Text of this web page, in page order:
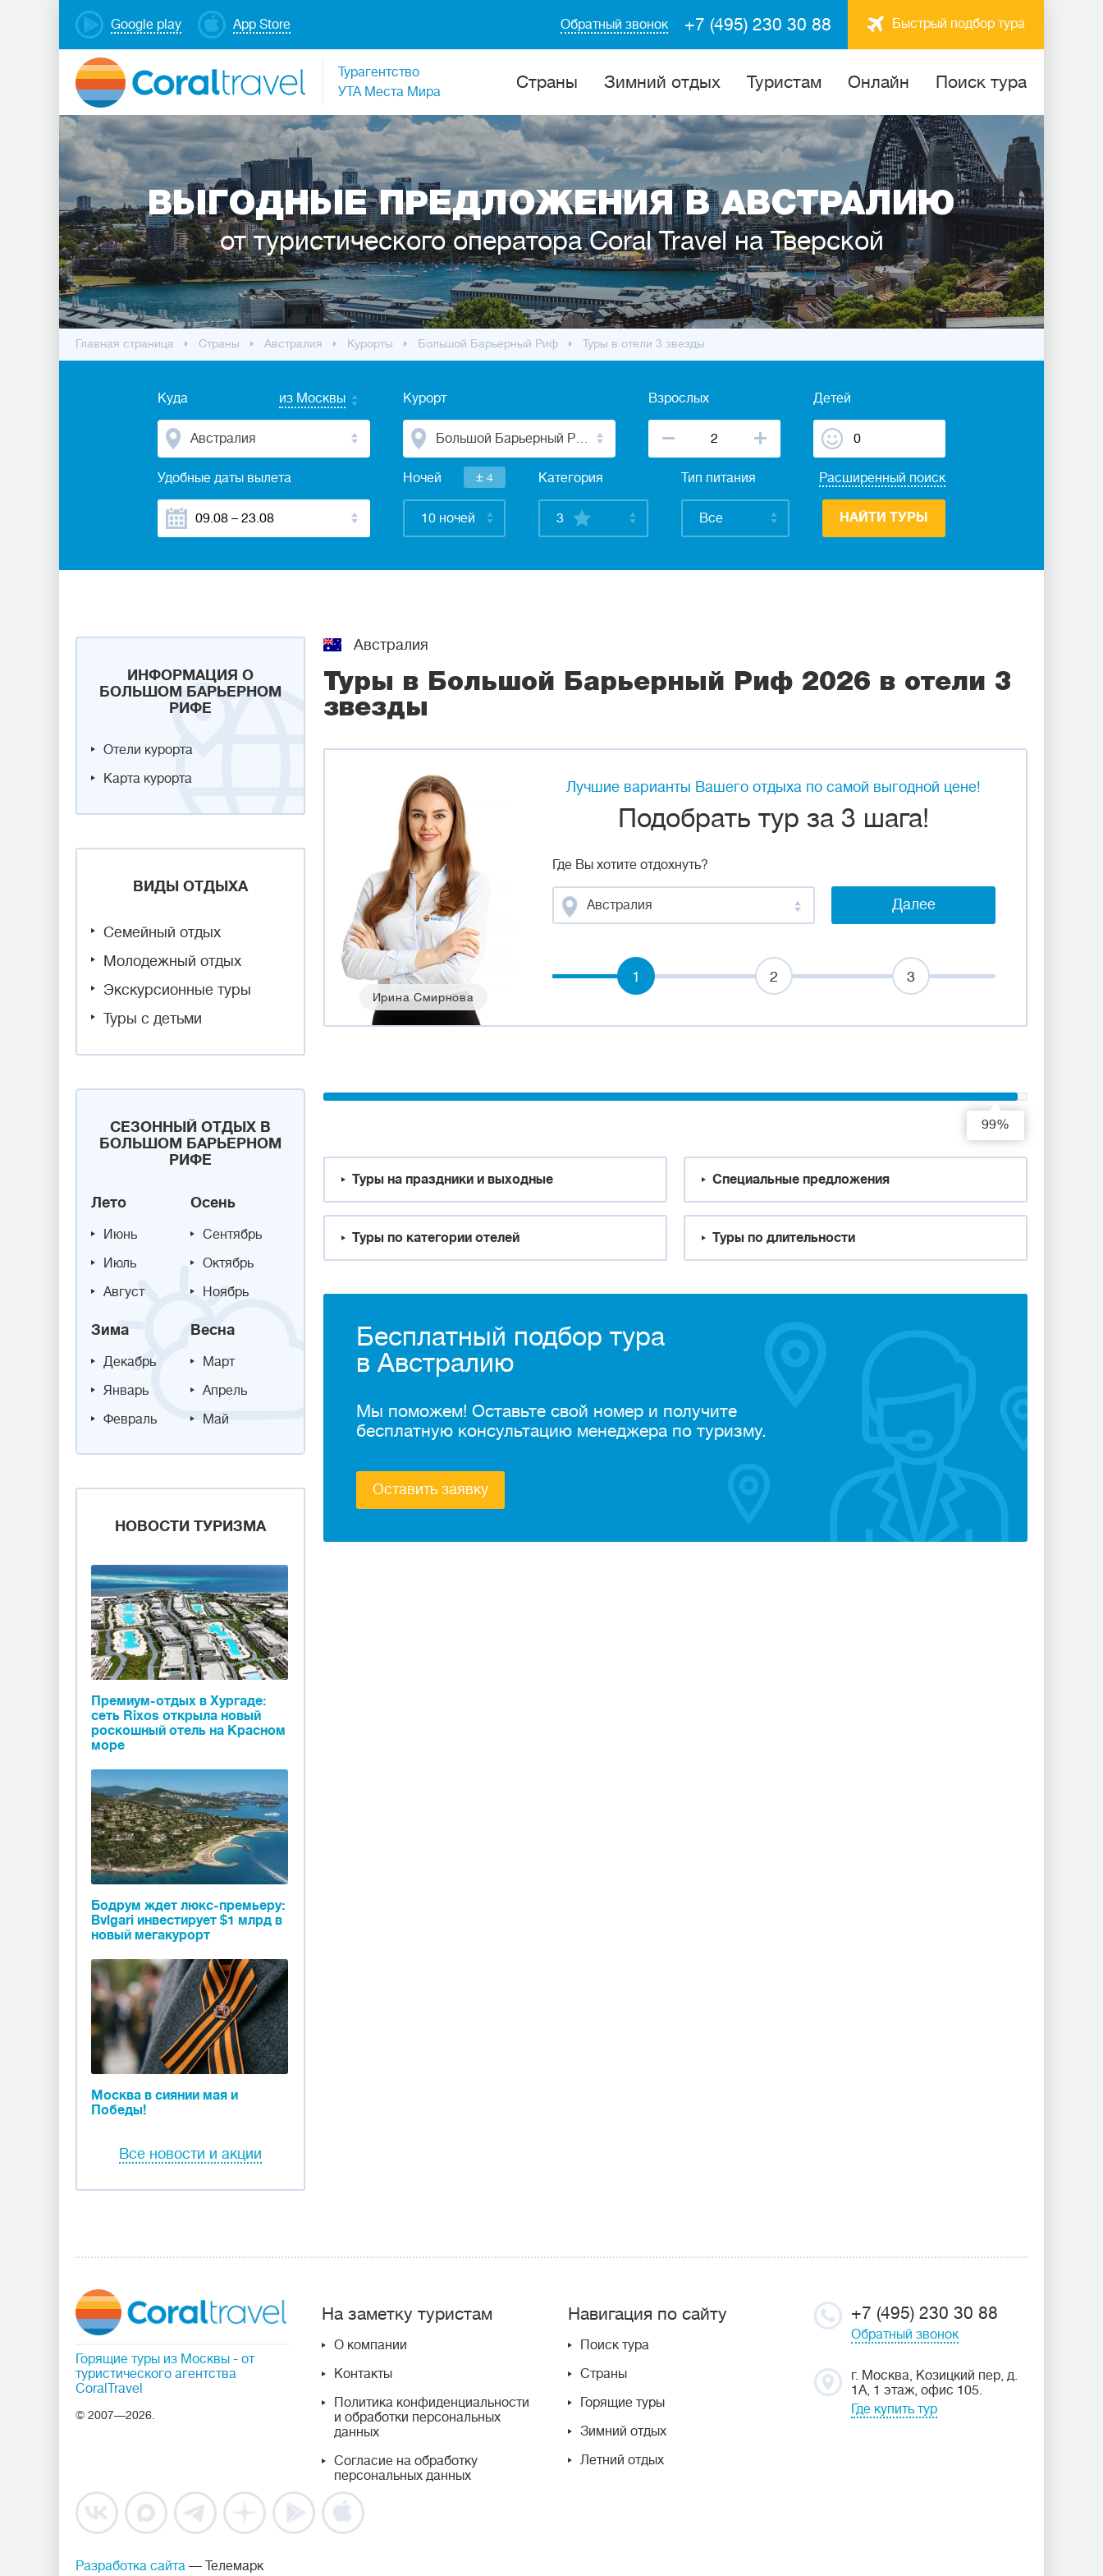
Google play App Store Быстрый подбор тура
+7 (495) 230 30 88
Обратный звонок
Турагентство
УТА Места Мира
Cтраны Зимний отдых Туристам Онлайн Поиск тура
ВЫГОДНЫЕ ПРЕДЛОЖЕНИЯ В АВСТРАЛИЮ
от туристического оператора Coral Travel на Тверской
Главная страница Cтраны Австралия Курорты Большой Барьерный Риф Туры в отели 3 звезды
Куда из Москвы
Австралия
Курорт
Большой Барьерный Риф
Взрослых Детей
Удобные даты вылета Ночей ±4
10 ночей
Категория
3
Тип питания
Все
Расширенный поиск
НАЙТИ ТУРЫ
ИНФОРМАЦИЯ О
БОЛЬШОМ БАРЬЕРНОМ
РИФЕ
Отели курорта
Карта курорта
ВИДЫ ОТДЫХА
Семейный отдых
Молодежный отдых
Экскурсионные туры
Туры с детьми
СЕЗОННЫЙ ОТДЫХ В
БОЛЬШОМ БАРЬЕРНОМ
РИФЕ
Лето
Июнь
Июль
Август
Осень
Сентябрь
Октябрь
Ноябрь
Зима
Декабрь
Январь
Февраль
Весна
Март
Апрель
Май
НОВОСТИ ТУРИЗМА
Премиум-отдых в Хургаде:
сеть Rixos открыла новый
роскошный отель на Красном
море
Бодрум ждет люкс-премьеру:
Bvlgari инвестирует $1 млрд в
новый мегакурорт
Москва в сиянии мая и
Победы!
Все новости и акции
Австралия
Туры в Большой Барьерный Риф 2026 в отели 3
звезды
Ирина Смирнова
Лучшие варианты Вашего отдыха по самой выгодной цене!
Подобрать тур за 3 шага!
Где Вы хотите отдохнуть?
Австралия Далее
1 2 3
99%
Туры на праздники и выходные Специальные предложения
Туры по категории отелей Туры по длительности
Бесплатный подбор тура
в Австралию
Мы поможем! Оставьте свой номер и получите
бесплатную консультацию менеджера по туризму.
Оставить заявку
Горящие туры из Москвы - от
туристического агентства
CoralTravel
© 2007—2026.
На заметку туристам
О компании
Контакты
Политика конфиденциальности
и обработки персональных
данных
Согласие на обработку
персональных данных
Навигация по сайту
Поиск тура
Страны
Горящие туры
Зимний отдых
Летний отдых
+7 (495) 230 30 88
Обратный звонок
г. Москва, Козицкий пер, д.
1А, 1 этаж, офис 105.
Где купить тур
Разработка сайта — Телемарк